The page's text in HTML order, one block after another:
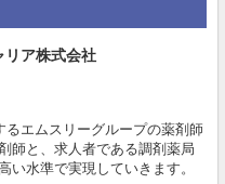
リア株式会社
エムスリーグループの薬剤師
師と、求人者である調剤薬局
い水準で実現していきます。